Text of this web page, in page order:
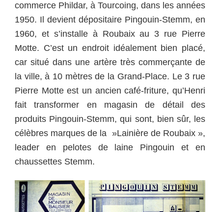
commerce Phildar, à Tourcoing, dans les années
1950. Il devient dépositaire Pingouin-Stemm, en
1960, et s’installe à Roubaix au 3 rue Pierre
Motte. C’est un endroit idéalement bien placé,
car situé dans une artère très commerçante de
la ville, à 10 mètres de la Grand-Place. Le 3 rue
Pierre Motte est un ancien café-friture, qu’Henri
fait transformer en magasin de détail des
produits Pingouin-Stemm, qui sont, bien sûr, les
célèbres marques de la »Lainière de Roubaix »,
leader en pelotes de laine Pingouin et en
chaussettes Stemm.